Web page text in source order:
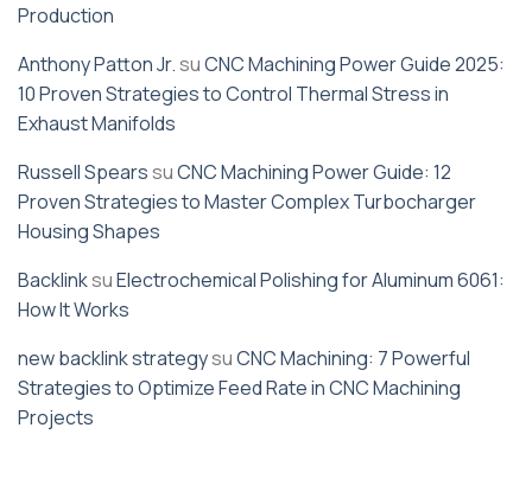
Production
Anthony Patton Jr.suCNC Machining Power Guide 2025:
10 Proven Strategies to Control Thermal Stress in
Exhaust Manifolds
Russell SpearssuCNC Machining Power Guide: 12
Proven Strategies to Master Complex Turbocharger
Housing Shapes
BacklinksuElectrochemical Polishing for Aluminum 6061:
How It Works
new backlink strategysuCNC Machining: 7 Powerful
Strategies to Optimize Feed Rate in CNC Machining
Projects